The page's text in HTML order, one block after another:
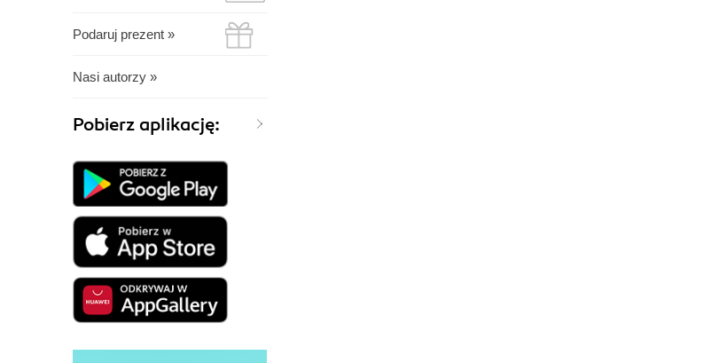
Podaruj prezent »
Nasi autorzy »
Pobierz aplikację: